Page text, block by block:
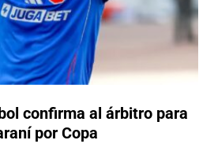
confirma al árbitro para
por Copa